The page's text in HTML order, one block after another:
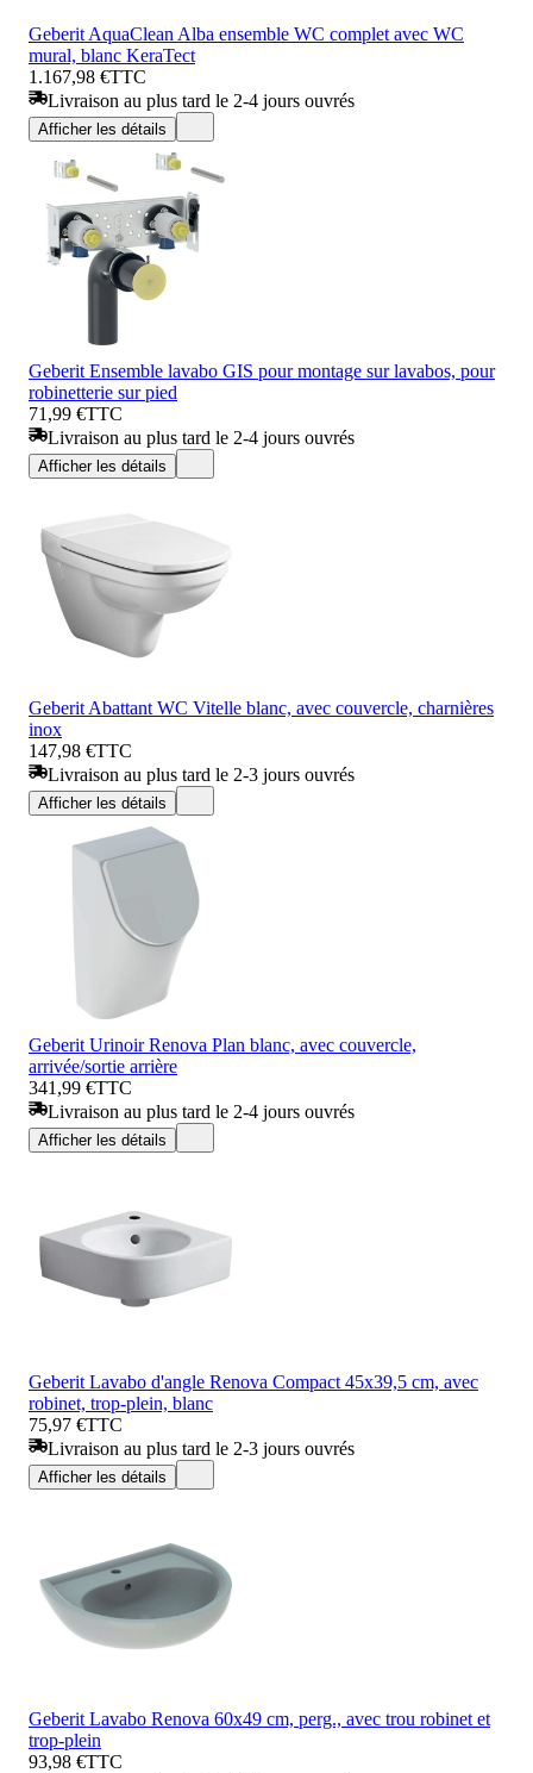
Geberit AquaClean Alba ensemble WC complet avec WC
mural, blanc KeraTect
1.167,98 €TTC
Livraison au plus tard le 2-4 jours ouvrés
Afficher les détails
Geberit Ensemble lavabo GIS pour montage sur lavabos, pour
robinetterie sur pied
71,99 €TTC
Livraison au plus tard le 2-4 jours ouvrés
Afficher les détails
Geberit Abattant WC Vitelle blanc, avec couvercle, charnières
inox
147,98 €TTC
Livraison au plus tard le 2-3 jours ouvrés
Afficher les détails
Geberit Urinoir Renova Plan blanc, avec couvercle,
arrivée/sortie arrière
341,99 €TTC
Livraison au plus tard le 2-4 jours ouvrés
Afficher les détails
Geberit Lavabo d'angle Renova Compact 45x39,5 cm, avec
robinet, trop-plein, blanc
75,97 €TTC
Livraison au plus tard le 2-3 jours ouvrés
Afficher les détails
Geberit Lavabo Renova 60x49 cm, perg., avec trou robinet et
trop-plein
93,98 €TTC